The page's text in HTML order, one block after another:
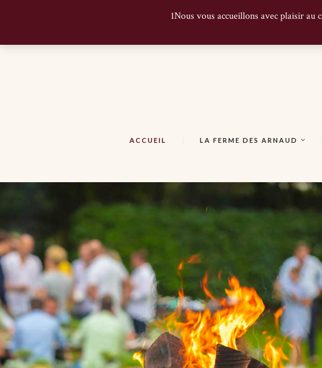
ACCUEIL LA FERME DES ARNAUD
1Nous vous accueillons avec plaisir au